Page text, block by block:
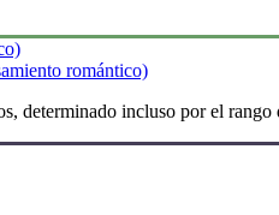
romántico)
determinado incluso por el rango